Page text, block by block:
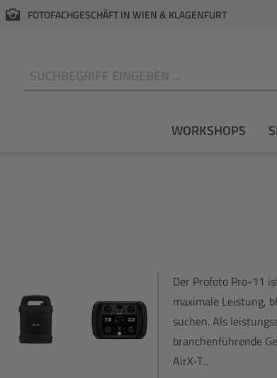
FOTOFACHGESCHÄFT IN WIEN & KLAGENFURT
WORKSHOPS
Der Profoto Pro-11
maximale Leistung,
suchen. Als
branchenführende
AirX-T...